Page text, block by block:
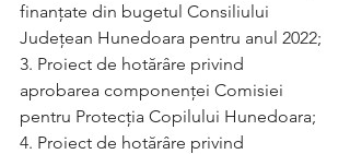
finanțate din bugetul Consiliului
Județean Hunedoara pentru anul 2022;
3. Proiect de hotărâre privind
aprobarea componenței Comisiei
pentru Protecția Copilului Hunedoara;
4. Proiect de hotărâre privind